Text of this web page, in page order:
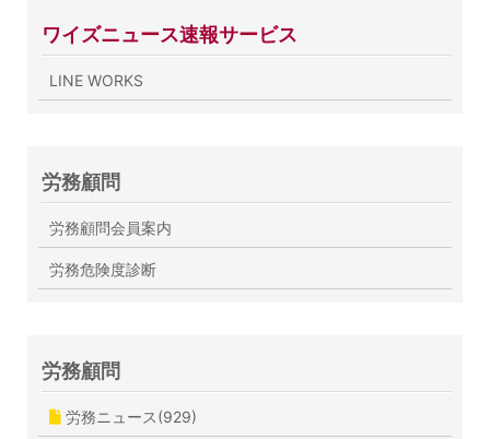
ワイズニュース速報サービス
LINE WORKS
労務顧問
労務顧問会員案内
労務危険度診断
労務顧問
労務ニュース(929)